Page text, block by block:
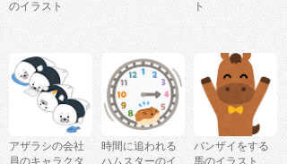
のイラスト
ト
アザラシの会社
時間に追われる
バンザイをする